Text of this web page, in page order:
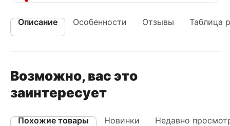
Описание Особенности Отзывы Таблица
Возможно, вас это
заинтересует
Похожие товары Новинки Недавно